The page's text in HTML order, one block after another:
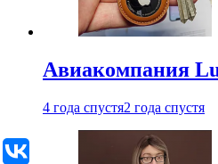
Авиакомпания
4 года спустя2 года спустя